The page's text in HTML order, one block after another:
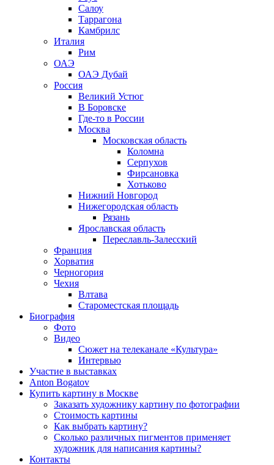
Салоу
Таррагона
Камбрилс
Италия
Рим
ОАЭ
ОАЭ Дубай
Россия
Великий Устюг
В Боровске
Где-то в России
Москва
Московская область
Коломна
Серпухов
Фирсановка
Хотьково
Нижний Новгород
Нижегородская область
Рязань
Ярославская область
Переславль-Залесский
Франция
Хорватия
Черногория
Чехия
Влтава
Староместская площадь
Биография
Фото
Видео
Сюжет на телеканале «Культура»
Интервью
Участие в выставках
Anton Bogatov
Купить картину в Москве
Заказать художнику картину по фотографии
Стоимость картины
Как выбрать картину?
Сколько различных пигментов применяет
художник для написания картины?
Контакты